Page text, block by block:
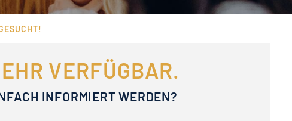
VERFÜGBAR.
INFORMIERT WERDEN?